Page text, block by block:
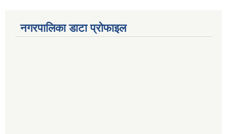
नगरपालिका डाटा प्रोफाइल